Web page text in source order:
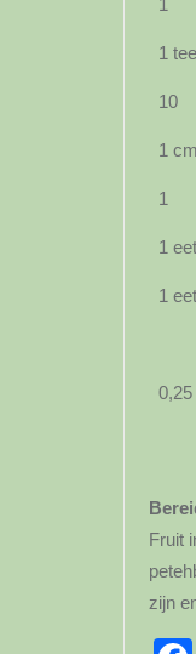
1
10
1 cm
1
1
1
0,25
Fruit
zijn